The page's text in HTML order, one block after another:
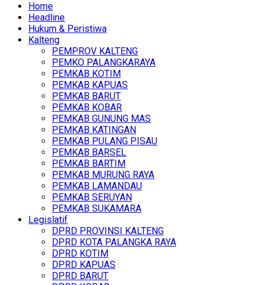
Home
Headline
Hukum & Peristiwa
Kalteng
PEMPROV KALTENG
PEMKO PALANGKARAYA
PEMKAB KOTIM
PEMKAB KAPUAS
PEMKAB BARUT
PEMKAB KOBAR
PEMKAB GUNUNG MAS
PEMKAB KATINGAN
PEMKAB PULANG PISAU
PEMKAB BARSEL
PEMKAB BARTIM
PEMKAB MURUNG RAYA
PEMKAB LAMANDAU
PEMKAB SERUYAN
PEMKAB SUKAMARA
Legislatif
DPRD PROVINSI KALTENG
DPRD KOTA PALANGKA RAYA
DPRD KOTIM
DPRD KAPUAS
DPRD BARUT